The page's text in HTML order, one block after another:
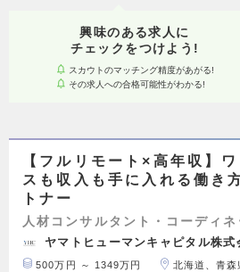
興味のある求人に
チェックをつけよう!
スカウトのマッチング精度があがる!
その求人への合格可能性がわかる!
【フルリモート×高年収】
スも収入も手に入れる働き
トナー
人材コンサルタント・コーディネ
ヤマトヒューマンキャピタル株式
500万円 ～ 1349万円
北海道、青森